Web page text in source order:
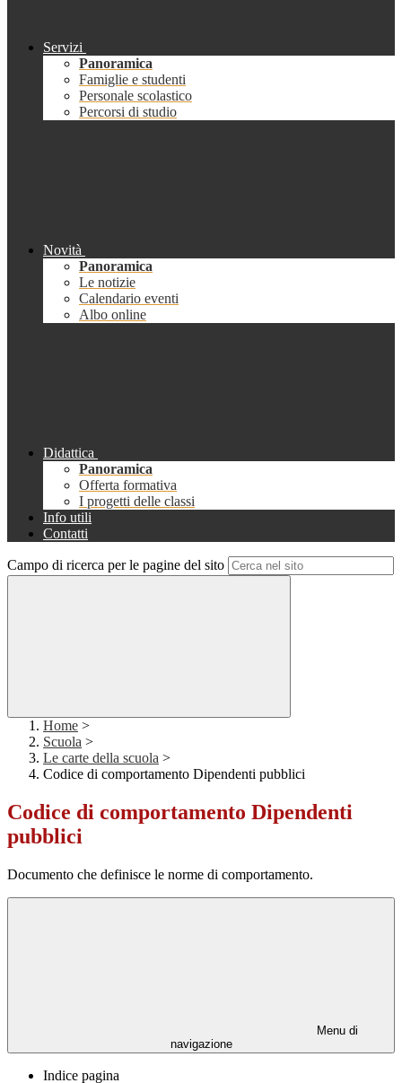
Servizi
Panoramica
Famiglie e studenti
Personale scolastico
Percorsi di studio
Novità
Panoramica
Le notizie
Calendario eventi
Albo online
Didattica
Panoramica
Offerta formativa
I progetti delle classi
Info utili
Contatti
Campo di ricerca per le pagine del sito
Home >
Scuola >
Le carte della scuola >
Codice di comportamento Dipendenti pubblici
Codice di comportamento Dipendenti
pubblici
Documento che definisce le norme di comportamento.
Menu di
navigazione
Indice pagina